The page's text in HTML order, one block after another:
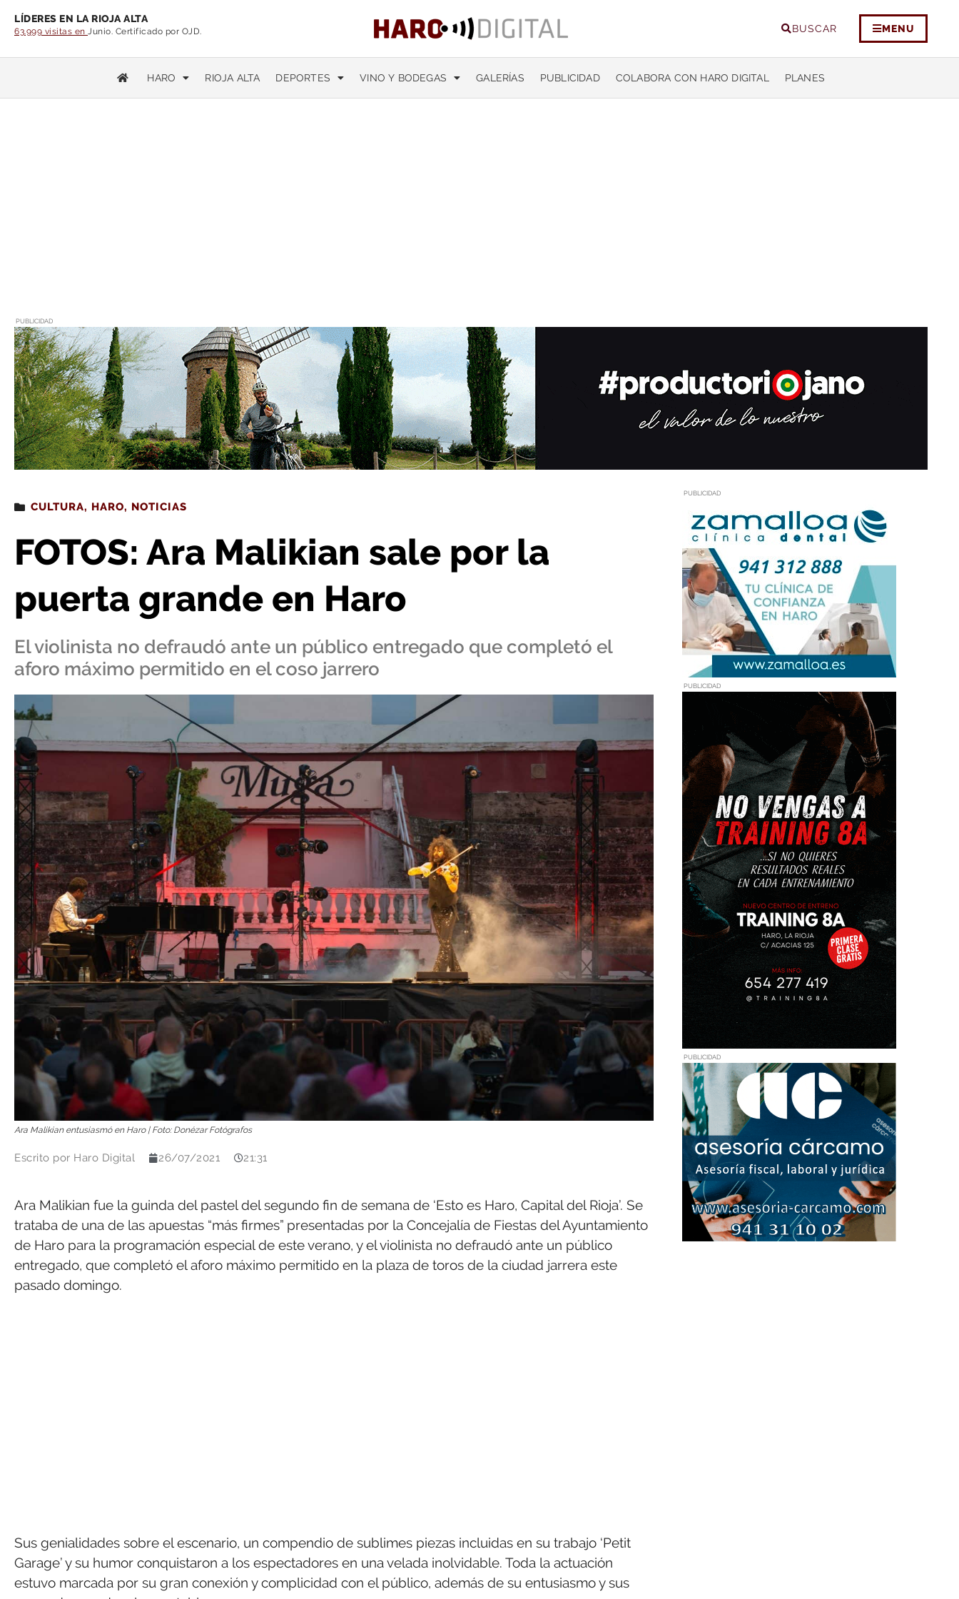
LÍDERES EN LA RIOJA ALTA
63.999 visitas en Junio. Certificado por OJD. BUSCAR MENU
HARO RIOJA ALTA DEPORTES VINO Y BODEGAS GALERÍAS PUBLICIDAD COLABORA CON HARO DIGITAL PLANES
PUBLICIDAD
Estás leyendo: FOTOS: Ara Malikian sale por la puerta grande en Haro
CULTURA, HARO, NOTICIAS
FOTOS: Ara Malikian sale por la
puerta grande en Haro
El violinista no defraudó ante un público entregado que completó el
aforo máximo permitido en el coso jarrero
Ara Malikian entusiasmó en Haro | Foto: Donézar Fotógrafos
Escrito por Haro Digital 26/07/2021 21:31
Ara Malikian fue la guinda del pastel del segundo fin de semana de ‘Esto es Haro, Capital del Rioja’. Se
trataba de una de las apuestas “más firmes” presentadas por la Concejalía de Fiestas del Ayuntamiento
de Haro para la programación especial de este verano, y el violinista no defraudó ante un público
entregado, que completó el aforo máximo permitido en la plaza de toros de la ciudad jarrera este
pasado domingo.
Sus genialidades sobre el escenario, un compendio de sublimes piezas incluidas en su trabajo ‘Petit
Garage’ y su humor conquistaron a los espectadores en una velada inolvidable. Toda la actuación
estuvo marcada por su gran conexión y complicidad con el público, además de su entusiasmo y sus
PUBLICIDAD
PUBLICIDAD
PUBLICIDAD